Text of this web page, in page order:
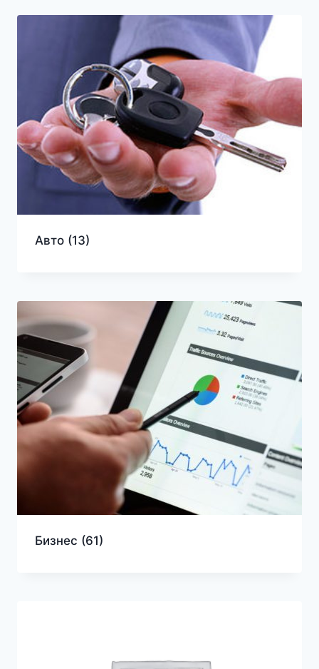
Авто (13)
Бизнес (61)